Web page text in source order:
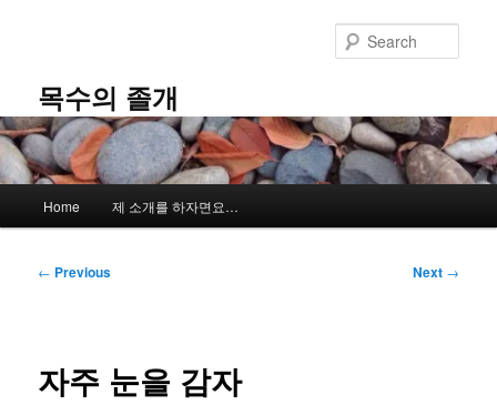
content목수의 졸개
Home 제 소개를 하자면요…
Post
← Previous Next →
자주 눈을 감자